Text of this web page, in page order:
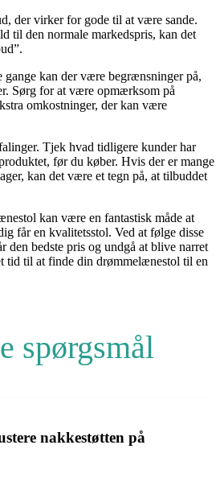
der virker for gode til at være sande.
til den normale markedspris, kan det
kan der være begrænsninger på,
Sørg for at være opmærksom på
omkostninger, der kan være
Tjek hvad tidligere kunder har
før du køber. Hvis der er mange
kan det være et tegn på, at tilbuddet
kan være en fantastisk måde at
får en kvalitetsstol. Ved at følge disse
den bedste pris og undgå at blive narret
tid til at finde din drømmelænestol til en
spørgsmål
nakkestøtten på